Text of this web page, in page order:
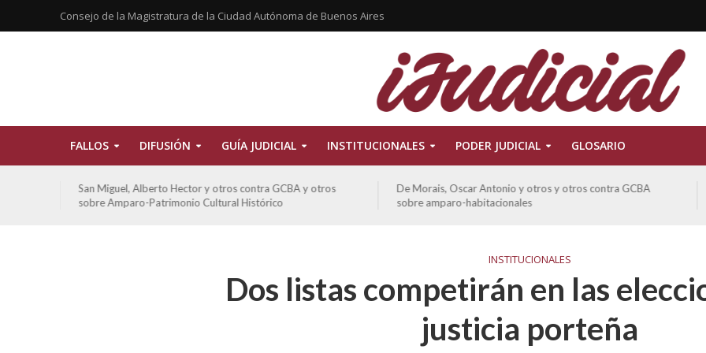
Consejo de la Magistratura de la Ciudad Autónoma de Buenos Aires
FALLOS DIFUSIÓN GUÍA JUDICIAL INSTITUCIONALES PODER JUDICIAL GLOSARIO
San Miguel, Alberto Hector y otros contra GCBA y otros
sobre Amparo-Patrimonio Cultural Histórico
De Morais, Oscar Antonio y otros y otros contra GCBA
sobre amparo-habitacionales
INSTITUCIONALES
Dos listas competirán en las
justicia porteña